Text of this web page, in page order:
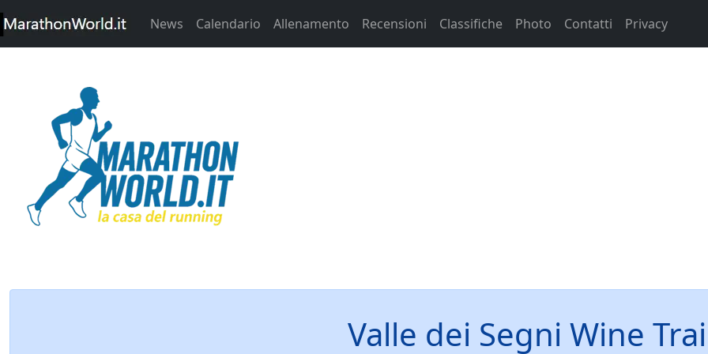
News Calendario Allenamento Recensioni Classifiche Photo Contatti Privacy
Valle dei Segni Wine